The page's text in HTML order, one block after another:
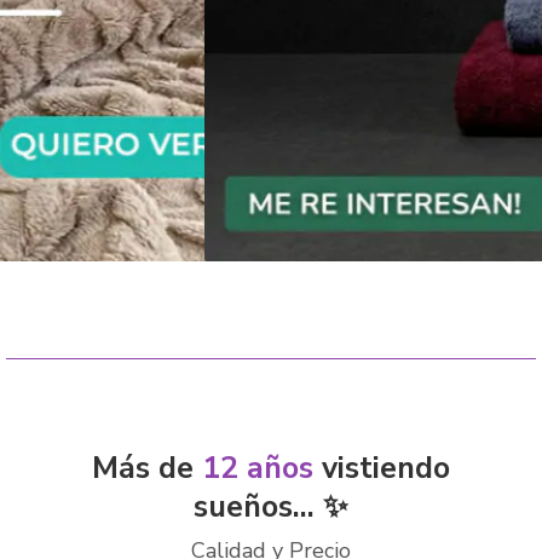
Más de 12 años vistiendo
sueños... ✨
Calidad y Precio